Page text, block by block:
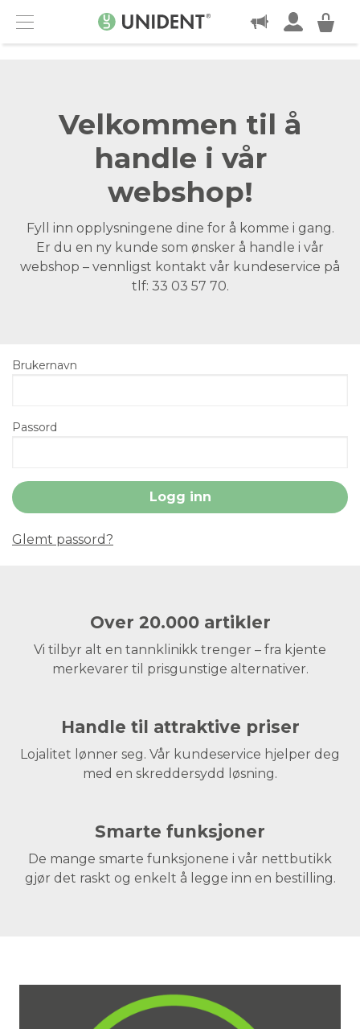
Menu
KONTAKT
Velkommen til å
handle i vår
webshop!
Fyll inn opplysningene dine for å komme i gang.
Er du en ny kunde som ønsker å handle i vår
webshop – vennligst kontakt vår kundeservice på
tlf: 33 03 57 70.
Brukernavn
Passord
Glemt passord?
Over 20.000 artikler
Vi tilbyr alt en tannklinikk trenger – fra kjente
merkevarer til prisgunstige alternativer.
Handle til attraktive priser
Lojalitet lønner seg. Vår kundeservice hjelper deg
med en skreddersydd løsning.
Smarte funksjoner
De mange smarte funksjonene i vår nettbutikk
gjør det raskt og enkelt å legge inn en bestilling.